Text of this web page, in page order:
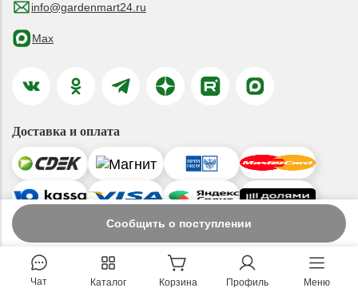
Сообщить о поступлении
info@gardenmart24.ru
Max
Доставка и оплата
© 2019-2026 ООО «ГАРДЕНМАРТ24»
Чат Каталог Корзина Профиль Меню